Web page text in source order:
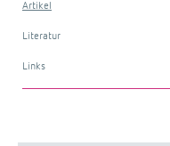
Artikel
Literatur
Links